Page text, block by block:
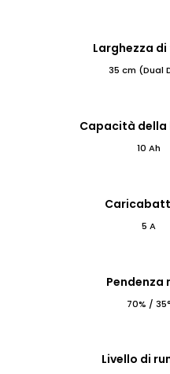
Larghezza
35 cm (Dual
Capacità
10 Ah
5 A
Pendenza
70% / 35°
Livello di